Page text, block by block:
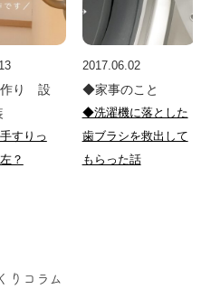
作り 設
すりっ
？
2017.06.02
◆家事のこと
◆洗濯機に落とした
歯ブラシを救出して
もらった話
りコラム